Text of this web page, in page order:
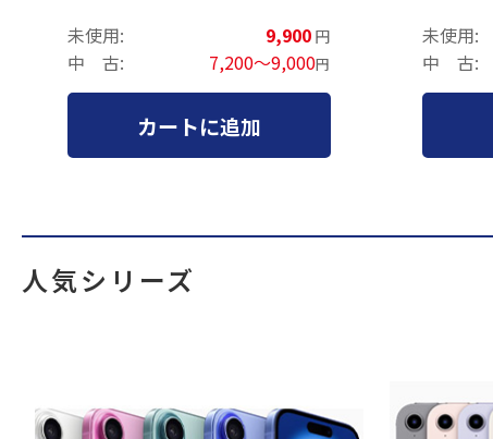
未使用: 9,900 円
中 古: 7,200～9,000円
カートに追加
未使用:
中 古:
人気シリーズ